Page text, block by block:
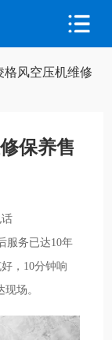
格风空压机维修
保养售
服务已达10年
，10分钟响
场。